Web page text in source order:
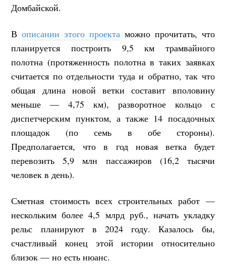
Домбайской.
Вописании этого проекта можно прочитать, что
планируется построить 9,5 км трамвайного
полотна (протяженность полотна в таких заявках
считается по отдельности туда и обратно, так что
общая длина новой ветки составит вполовину
меньше — 4,75 км), разворотное кольцо с
диспетчерским пунктом, а также 14 посадочных
площадок (по семь в обе стороны).
Предполагается, что в год новая ветка будет
перевозить 5,9 млн пассажиров (16,2 тысячи
человек в день).
Сметная стоимость всех строительных работ —
нескольким более 4,5 млрд руб., начать укладку
рельс планируют в 2024 году. Казалось бы,
счастливый конец этой истории относительно
близок — но есть нюанс.